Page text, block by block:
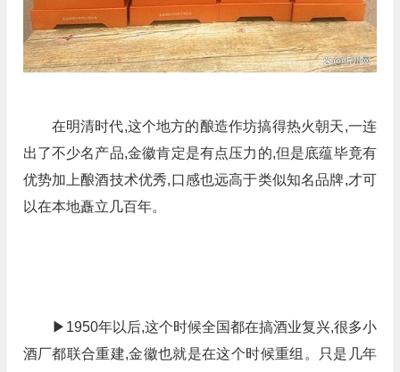
在明清时代,这个地方的酿造作坊搞得热火朝天,一连
出了不少名产品,金徽肯定是有点压力的,但是底蕴毕竟有
优势加上酿酒技术优秀,口感也远高于类似知名品牌,才可
以在本地矗立几百年。
▶1950年以后,这个时候全国都在搞酒业复兴,很多小
酒厂都联合重建,金徽也就是在这个时候重组。只是几年